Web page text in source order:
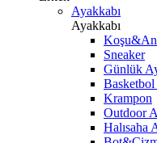
Ayakkabı
Ayakkabı
Sneaker
Günlük
Basketbol
Krampon
Outdoor
Halısaha